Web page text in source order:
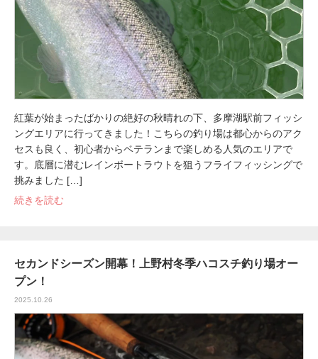
紅葉が始まったばかりの絶好の秋晴れの下、多摩湖駅前フィッシ
ングエリアに行ってきました！こちらの釣り場は都心からのアク
セスも良く、初心者からベテランまで楽しめる人気のエリアで
す。底層に潜むレインボートラウトを狙うフライフィッシングで
挑みました […]
続きを読む
セカンドシーズン開幕！上野村冬季ハコスチ釣り場オー
プン！
2025.10.26